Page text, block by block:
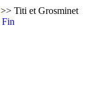
>> Titi et Grosminet
Fin